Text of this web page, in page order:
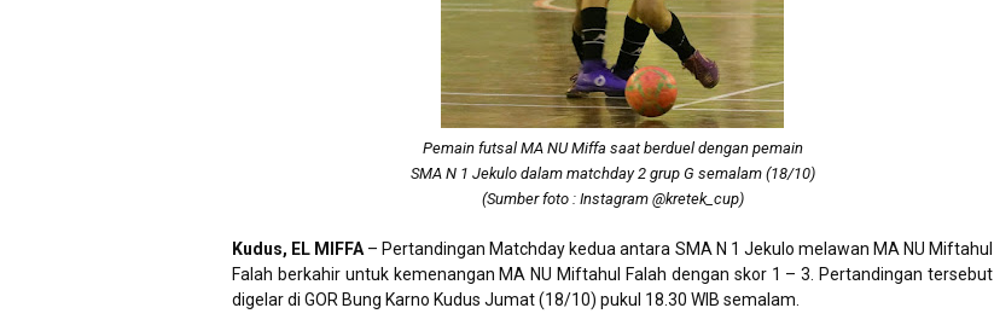
Pemain futsal MA NU Miffa saat berduel dengan pemain
SMA N 1 Jekulo dalam matchday 2 grup G semalam (18/10)
(Sumber foto : Instagram @kretek_cup)
Kudus, EL MIFFA – Pertandingan Matchday kedua antara SMA N 1 Jekulo melawan MA NU Miftahul
Falah berkahir untuk kemenangan MA NU Miftahul Falah dengan skor 1 – 3. Pertandingan tersebut
digelar di GOR Bung Karno Kudus Jumat (18/10) pukul 18.30 WIB semalam.